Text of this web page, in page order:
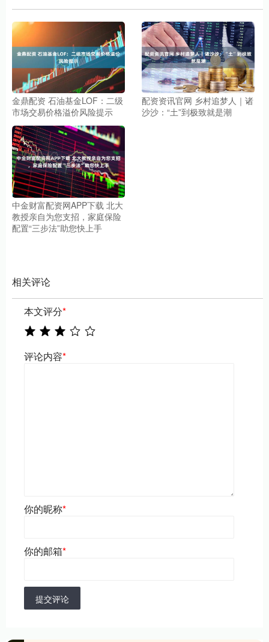
金鼎配资 石油基金LOF：二级
市场交易价格溢价风险提示
配资资讯官网 乡村追梦人｜诸
沙沙：“土”到极致就是潮
中金财富配资网APP下载 北大
教授亲自为您支招，家庭保险
配置“三步法”助您快上手
相关评论
本文评分*
评论内容*
你的昵称*
你的邮箱*
提交评论